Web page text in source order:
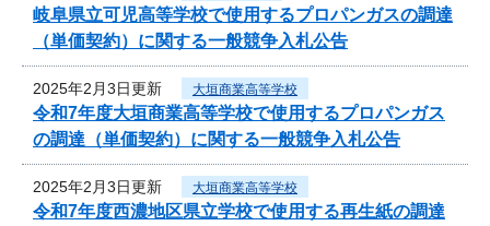
岐阜県立可児高等学校で使用するプロパンガスの調達
（単価契約）に関する一般競争入札公告
2025年2月3日更新 大垣商業高等学校
令和7年度大垣商業高等学校で使用するプロパンガス
の調達（単価契約）に関する一般競争入札公告
2025年2月3日更新 大垣商業高等学校
令和7年度西濃地区県立学校で使用する再生紙の調達